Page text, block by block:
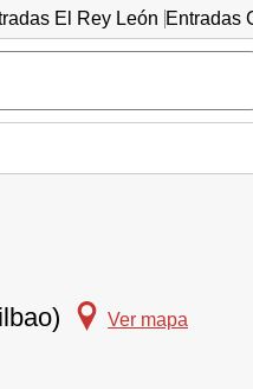
El Rey León Entradas
Ver mapa